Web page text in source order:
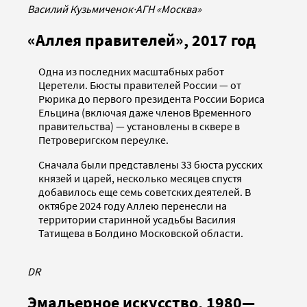
Василий Кузьмиченок·АГН «Москва»
«Аллея правителей», 2017 год
Одна из последних масштабных работ
Церетели. Бюсты правителей России — от
Рюрика до первого президента России Бориса
Ельцина (включая даже членов Временного
правительства) — установлены в сквере в
Петроверигском переулке.
Сначала были представлены 33 бюста русских
князей и царей, несколько месяцев спустя
добавилось еще семь советских деятелей. В
октябре 2024 году Аллею перенесли на
территории старинной усадьбы Василия
Татищева в Болдино Московской области.
DR
Эмальерное искусство, 1980—